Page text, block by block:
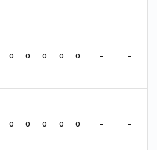
0 0 0 0 0 - -
0 0 0 0 0 - -